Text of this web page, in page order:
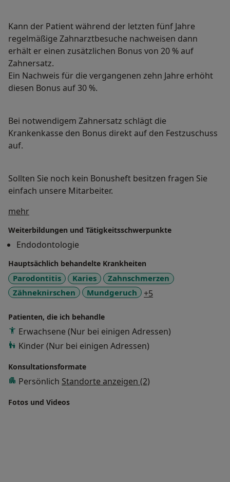
Kann der Patient während der letzten fünf Jahre
regelmäßige Zahnarztbesuche nachweisen dann
erhält er einen zusätzlichen Bonus von 20 % auf
Zahnersatz.
Ein Nachweis für die vergangenen zehn Jahre erhöht
diesen Bonus auf 30 %.
Bei notwendigem Zahnersatz schlägt die
Krankenkasse den Bonus direkt auf den Festzuschuss
auf.
Sollten Sie noch kein Bonusheft besitzen fragen Sie
einfach unsere Mitarbeiter.
mehrÜber mich
Weiterbildungen und Tätigkeitsschwerpunkte
Endodontologie
Hauptsächlich behandelte Krankheiten
Parodontitis Karies
Zahnschmerzen
Zähneknirschen
Mundgeruch +5
Patienten, die ich behandle
Erwachsene (Nur bei einigen Adressen)
Kinder (Nur bei einigen Adressen)
Konsultationsformate
Persönlich Standorte anzeigen (2)
Fotos und Videos